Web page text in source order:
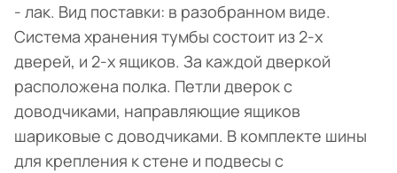
- лак. Вид поставки: в разобранном виде.
Система хранения тумбы состоит из 2-х
дверей, и 2-х ящиков. За каждой дверкой
расположена полка. Петли дверок с
доводчиками, направляющие ящиков
шариковые с доводчиками. В комплекте шины
для крепления к стене и подвесы с